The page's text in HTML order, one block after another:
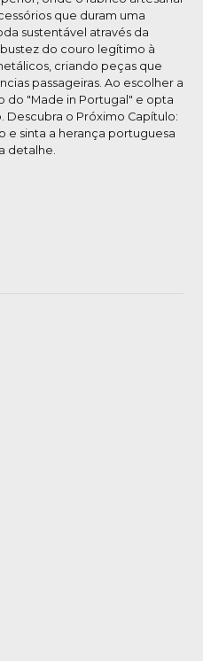
que duram uma
sustentável através da
do couro legítimo à
criando peças que
passageiras. Ao escolher a
do "Made in Portugal" e opta
o Próximo Capítulo:
e sinta a herança portuguesa
detalhe.